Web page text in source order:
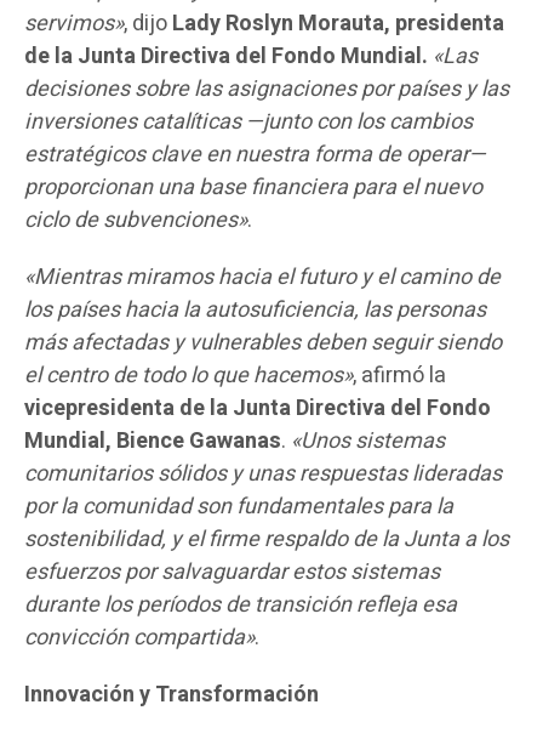
servimos», dijoLady Roslyn Morauta, presidenta
de la Junta Directiva del Fondo Mundial. «Las
decisiones sobre las asignaciones por países y las
inversiones catalíticas —junto con los cambios
estratégicos clave en nuestra forma de operar—
proporcionan una base financiera para el nuevo
ciclo de subvenciones».
«Mientras miramos hacia el futuro y el camino de
los países hacia la autosuficiencia, las personas
más afectadas y vulnerables deben seguir siendo
el centro de todo lo que hacemos», afirmó la
vicepresidenta de la Junta Directiva del Fondo
Mundial, Bience Gawanas. «Unos sistemas
comunitarios sólidos y unas respuestas lideradas
por la comunidad son fundamentales para la
sostenibilidad, y el firme respaldo de la Junta a los
esfuerzos por salvaguardar estos sistemas
durante los períodos de transición refleja esa
convicción compartida».
Innovación y Transformación